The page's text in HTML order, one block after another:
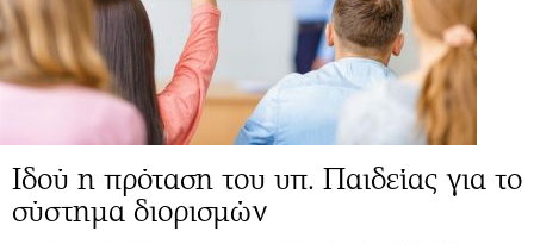
Ιδού η πρόταση του υπ. Παιδείας για το
σύστημα διορισμών